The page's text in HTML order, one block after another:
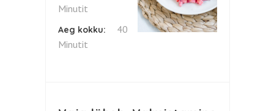
Minutit
Aeg kokku:
40
Minutit